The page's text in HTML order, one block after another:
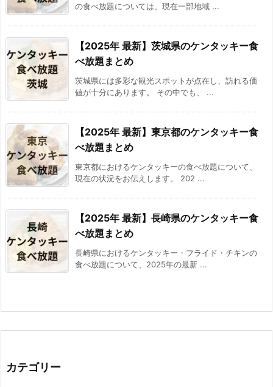
の食べ放題については、現在一部地域 ...
【2025年 最新】茨城県のケンタッキー食
べ放題まとめ
茨城県には多彩な観光スポットが点在し、訪れる価
値が十分にあります。 その中でも、 ...
【2025年 最新】東京都のケンタッキー食
べ放題まとめ
東京都におけるケンタッキーの食べ放題について、
現在の状況をお伝えします。 202 ...
【2025年 最新】長崎県のケンタッキー食
べ放題まとめ
長崎県におけるケンタッキー・フライド・チキンの
食べ放題について、2025年の最新 ...
カテゴリー